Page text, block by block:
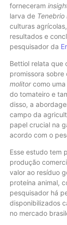
forneceram
larva de Tenebrio
culturas
resultados e
pesquisador da
Bettiol relata que
promissora
molitorcomo uma
do tomateiro e
disso, a
campo da
papel crucial na
acordo com o
Esse estudo tem
produção
valor ao resíduo
proteína animal,
pesquisador há
disponibilizados
no mercado